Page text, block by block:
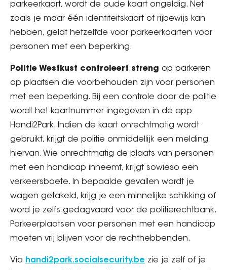
parkeerkaart, wordt de oude kaart ongeldig. Net
zoals je maar één identiteitskaart of rijbewijs kan
hebben, geldt hetzelfde voor parkeerkaarten voor
personen met een beperking.
Politie Westkust controleert streng op parkeren
op plaatsen die voorbehouden zijn voor personen
met een beperking. Bij een controle door de politie
wordt het kaartnummer ingegeven in de app
Handi2Park. Indien de kaart onrechtmatig wordt
gebruikt, krijgt de politie onmiddellijk een melding
hiervan. Wie onrechtmatig de plaats van personen
met een handicap inneemt, krijgt sowieso een
verkeersboete. In bepaalde gevallen wordt je
wagen getakeld, krijg je een minnelijke schikking of
word je zelfs gedagvaard voor de politierechtbank.
Parkeerplaatsen voor personen met een handicap
moeten vrij blijven voor de rechthebbenden.
Via handi2park.socialsecurity.be zie je zelf of je